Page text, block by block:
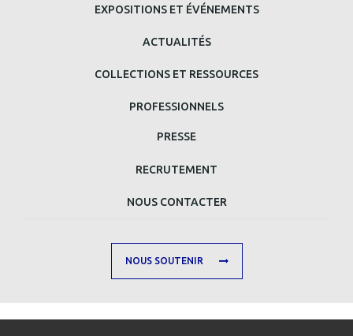
EXPOSITIONS ET ÉVÉNEMENTS
ACTUALITÉS
COLLECTIONS ET RESSOURCES
PROFESSIONNELS
PRESSE
RECRUTEMENT
NOUS CONTACTER
NOUS SOUTENIR